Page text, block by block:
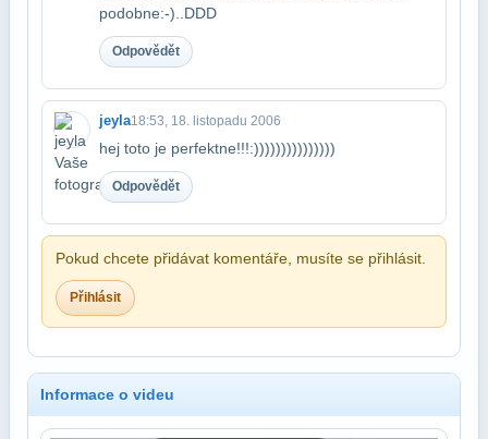
podobne:-)..DDD
Odpovědět
jeyla18:53, 18. listopadu 2006
hej toto je perfektne!!!:)))))))))))))))
Odpovědět
Pokud chcete přidávat komentáře, musíte se přihlásit.
Přihlásit
Informace o videu